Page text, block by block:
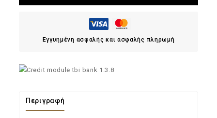
Εγγυημένη ασφαλής και ασφαλής πληρωμή
Περιγραφή